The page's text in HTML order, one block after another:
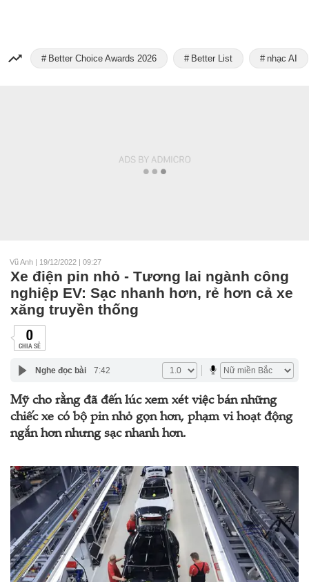
Better Choice Awards 2026 Better List nhạc AI
Vũ Anh | 19/12/2022 | 09:27
Xe điện pin nhỏ - Tương lai ngành công
nghiệp EV: Sạc nhanh hơn, rẻ hơn cả xe
xăng truyền thống
0
CHIA SẺ
Nghe đọc bài 7:42
Mỹ cho rằng đã đến lúc xem xét việc bán những
chiếc xe có bộ pin nhỏ gọn hơn, phạm vi hoạt động
ngắn hơn nhưng sạc nhanh hơn.